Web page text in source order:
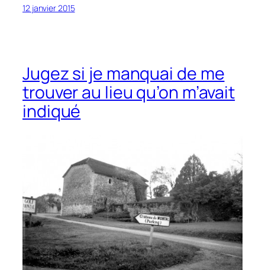
12 janvier 2015
Jugez si je manquai de me
trouver au lieu qu’on m’avait
indiqué